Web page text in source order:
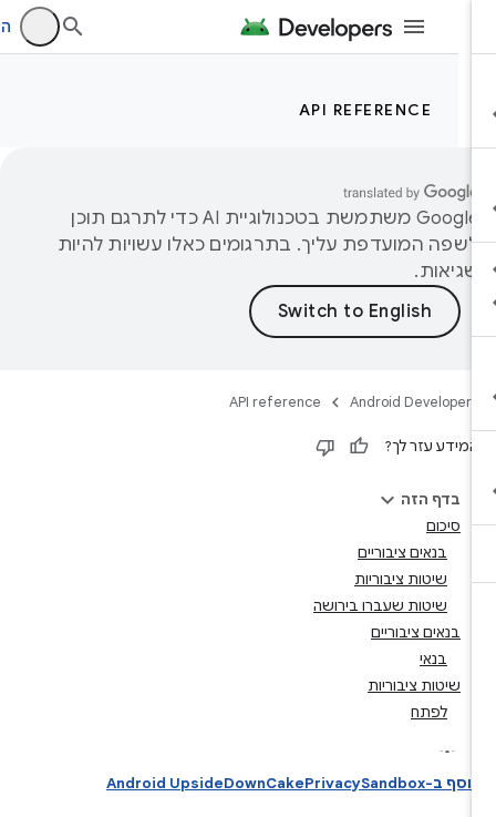
API REFERENCE
‫Google משתמשת בטכנולוגיית AI כדי לתרגם תוכן
לשפה המועדפת עליך. בתרגומים כאלו עשויות להיות
שגיאות.
Android Developers
API reference
המידע עזר לך?
בדף הזה
סיכום
בנאים ציבוריים
שיטות ציבוריות
שיטות שעברו בירושה
בנאים ציבוריים
בנאי
שיטות ציבוריות
לפתח
נוסף ב-Android UpsideDownCakePrivacySandbox